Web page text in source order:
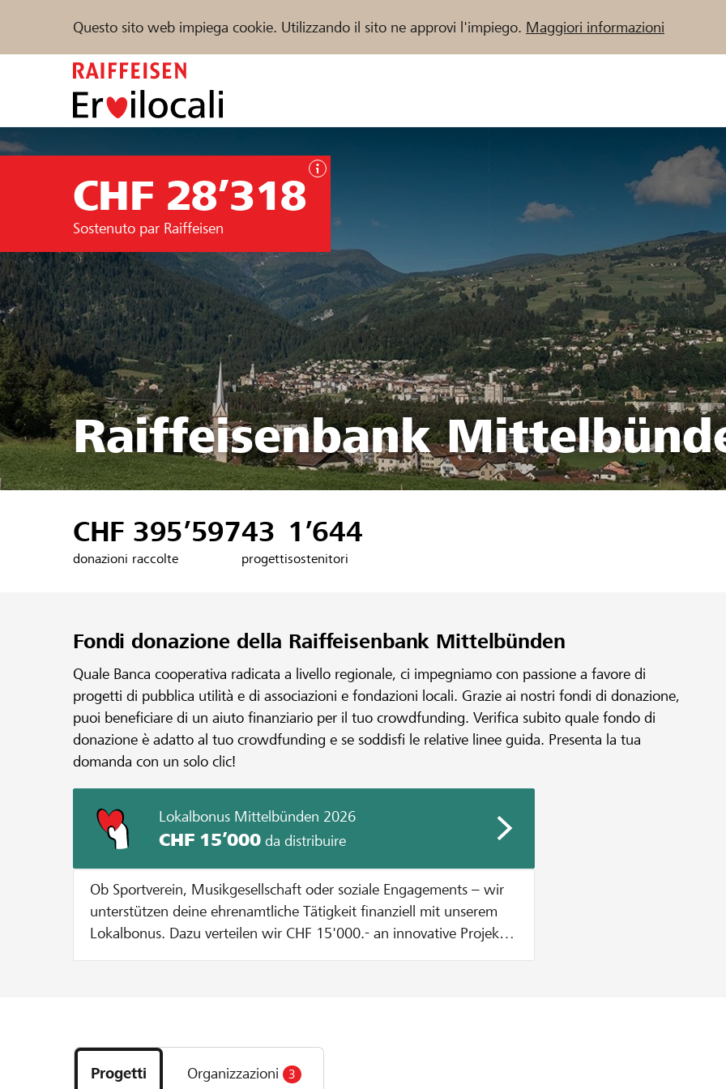
Questo sito web impiega cookie. Utilizzando il sito ne approvi l'impiego. Maggiori informazioni
Partner / Banche Raiffeisen
Trova progetti e organizzazioni
DE FR IT
CHF 28’318
Sostenuto par Raiffeisen
Raiffeisenbank
CHF 395’597
donazioni raccolte
43
progetti
1’644
sostenitori
Fondi donazione della Raiffeisenbank Mittelbünden
Quale Banca cooperativa radicata a livello regionale, ci impegniamo con passione a favore di
progetti di pubblica utilità e di associazioni e fondazioni locali. Grazie ai nostri fondi di donazione,
puoi beneficiare di un aiuto finanziario per il tuo crowdfunding. Verifica subito quale fondo di
donazione è adatto al tuo crowdfunding e se soddisfi le relative linee guida. Presenta la tua
domanda con un solo clic!
Lokalbonus Mittelbünden 2026
CHF 15’000da distribuire
Ob Sportverein, Musikgesellschaft oder soziale Engagements – wir
unterstützen deine ehrenamtliche Tätigkeit finanziell mit unserem
Lokalbonus. Dazu verteilen wir CHF 15'000.- an innovative Projekte,
Organisation anmelden von Oktober 2025 bis Ende August 2026
i
progetti
Progetti Organizzazioni 3